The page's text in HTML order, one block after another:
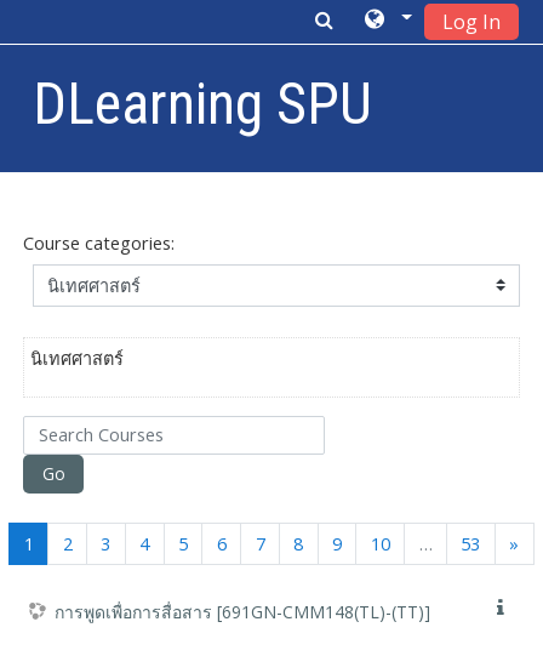
Log In
DLearning SPU
Course categories:
นิเทศศาสตร์
Search Courses
Go
1 (current)
2 3 4 5 6 7 8 9 10 … 53 »
การพูดเพื่อการสื่อสาร [691GN-CMM148(TL)-(TT)]